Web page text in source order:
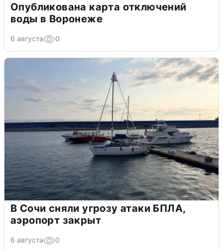
Опубликована карта отключений
воды в Воронеже
6 августа 0
В Сочи сняли угрозу атаки БПЛА,
аэропорт закрыт
6 августа 0